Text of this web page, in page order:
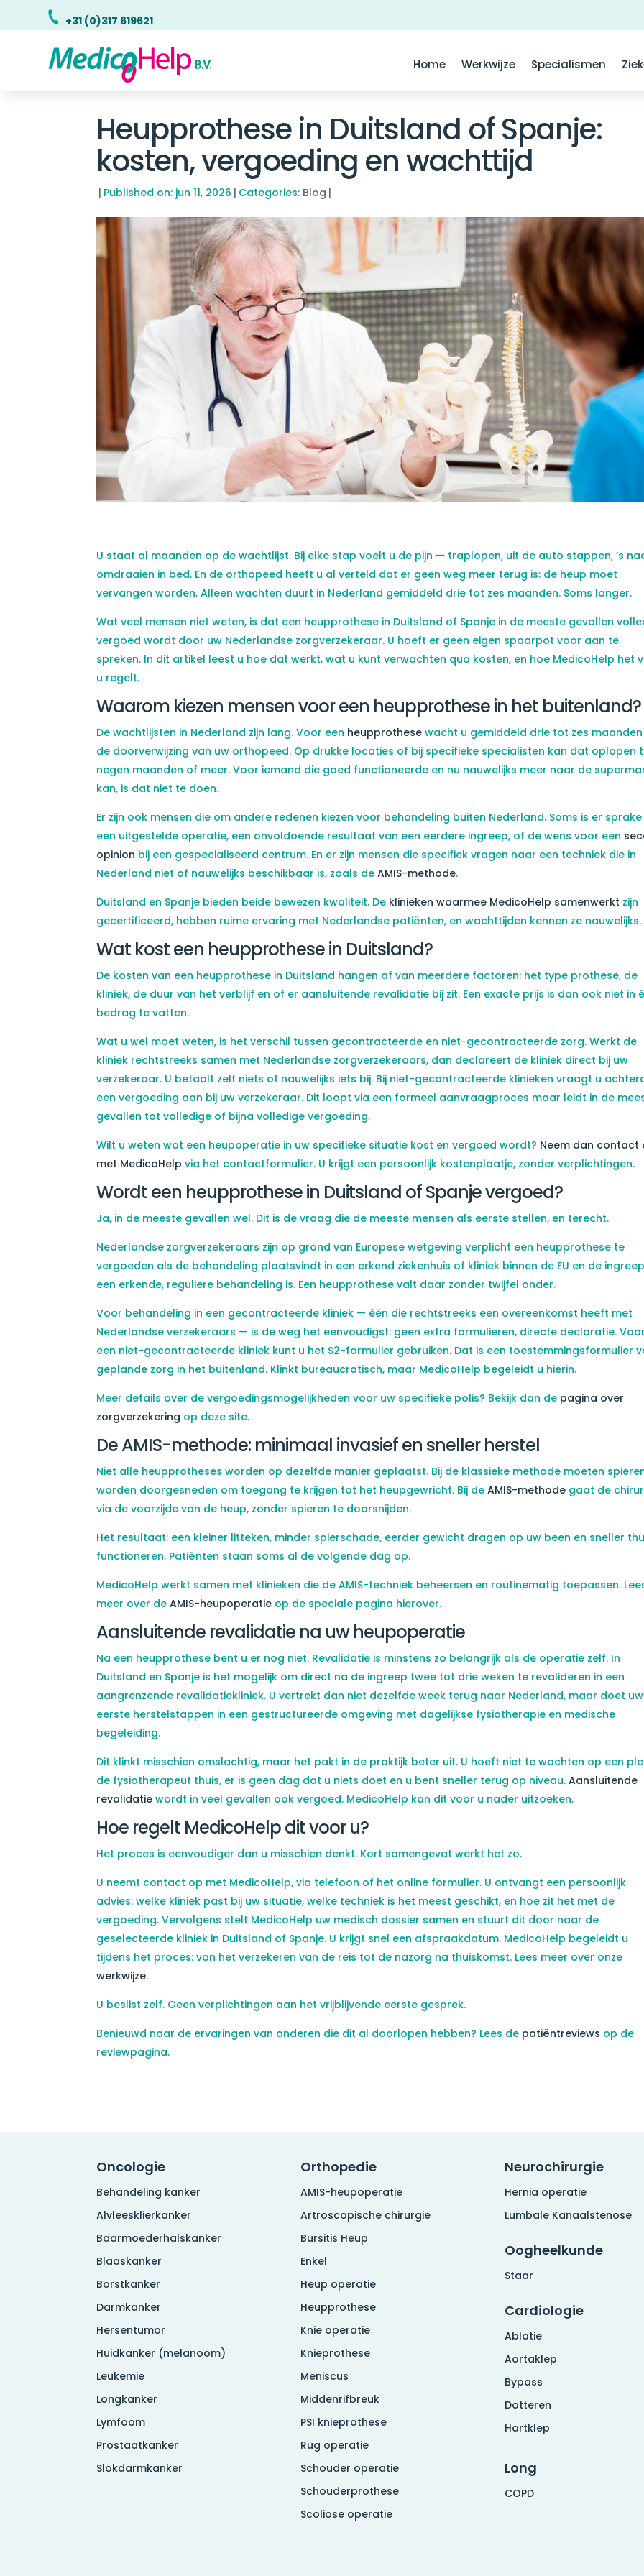
+31 (0)317 619621
Home Werkwijze Specialismen
Heupprothese in Duitsland of Spanje:
kosten, vergoeding en wachttijd
| Published on: jun 11, 2026 | Categories: Blog |
U staat al maanden op de wachtlijst. Bij elke stap voelt u de pijn — traplopen, uit de auto stappen, ’s
omdraaien in bed. En de orthopeed heeft u al verteld dat er geen weg meer terug is: de heup moet
vervangen worden. Alleen wachten duurt in Nederland gemiddeld drie tot zes maanden. Soms langer.
Wat veel mensen niet weten, is dat een heupprothese in Duitsland of Spanje in de meeste gevallen
vergoed wordt door uw Nederlandse zorgverzekeraar. U hoeft er geen eigen spaarpot voor aan te
spreken. In dit artikel leest u hoe dat werkt, wat u kunt verwachten qua kosten, en hoe MedicoHelp het
u regelt.
Waarom kiezen mensen voor een heupprothese in het buitenland?
De wachtlijsten in Nederland zijn lang. Voor een heupprothese wacht u gemiddeld drie tot zes
de doorverwijzing van uw orthopeed. Op drukke locaties of bij specifieke specialisten kan dat oplopen
negen maanden of meer. Voor iemand die goed functioneerde en nu nauwelijks meer naar de
kan, is dat niet te doen.
Er zijn ook mensen die om andere redenen kiezen voor behandeling buiten Nederland. Soms is er
een uitgestelde operatie, een onvoldoende resultaat van een eerdere ingreep, of de wens voor een
opinion bij een gespecialiseerd centrum. En er zijn mensen die specifiek vragen naar een techniek die in
Nederland niet of nauwelijks beschikbaar is, zoals deAMIS-methode.
Duitsland en Spanje bieden beide bewezen kwaliteit. De klinieken waarmee MedicoHelp samenwerkt zijn
gecertificeerd, hebben ruime ervaring met Nederlandse patiënten, en wachttijden kennen ze nauwelijks.
Wat kost een heupprothese in Duitsland?
De kosten van een heupprothese in Duitsland hangen af van meerdere factoren: het type prothese, de
kliniek, de duur van het verblijf en of er aansluitende revalidatie bij zit. Een exacte prijs is dan ook niet in
bedrag te vatten.
Wat u wel moet weten, is het verschil tussen gecontracteerde en niet-gecontracteerde zorg. Werkt de
kliniek rechtstreeks samen met Nederlandse zorgverzekeraars, dan declareert de kliniek direct bij uw
verzekeraar. U betaalt zelf niets of nauwelijks iets bij. Bij niet-gecontracteerde klinieken vraagt u
een vergoeding aan bij uw verzekeraar. Dit loopt via een formeel aanvraagproces maar leidt in de
gevallen tot volledige of bijna volledige vergoeding.
Wilt u weten wat een heupoperatie in uw specifieke situatie kost en vergoed wordt? Neem dan contact
met MedicoHelp via het contactformulier. U krijgt een persoonlijk kostenplaatje, zonder verplichtingen.
Wordt een heupprothese in Duitsland of Spanje vergoed?
Ja, in de meeste gevallen wel. Dit is de vraag die de meeste mensen als eerste stellen, en terecht.
Nederlandse zorgverzekeraars zijn op grond van Europese wetgeving verplicht een heupprothese te
vergoeden als de behandeling plaatsvindt in een erkend ziekenhuis of kliniek binnen de EU en de
een erkende, reguliere behandeling is. Een heupprothese valt daar zonder twijfel onder.
Voor behandeling in een gecontracteerde kliniek — één die rechtstreeks een overeenkomst heeft met
Nederlandse verzekeraars — is de weg het eenvoudigst: geen extra formulieren, directe declaratie.
een niet-gecontracteerde kliniek kunt u het S2-formulier gebruiken. Dat is een toestemmingsformulier
geplande zorg in het buitenland. Klinkt bureaucratisch, maar MedicoHelp begeleidt u hierin.
Meer details over de vergoedingsmogelijkheden voor uw specifieke polis? Bekijk dan de pagina over
zorgverzekering op deze site.
De AMIS-methode: minimaal invasief en sneller herstel
Niet alle heupprotheses worden op dezelfde manier geplaatst. Bij de klassieke methode moeten
worden doorgesneden om toegang te krijgen tot het heupgewricht. Bij deAMIS-methode gaat de
via de voorzijde van de heup, zonder spieren te doorsnijden.
Het resultaat: een kleiner litteken, minder spierschade, eerder gewicht dragen op uw been en sneller
functioneren. Patiënten staan soms al de volgende dag op.
MedicoHelp werkt samen met klinieken die de AMIS-techniek beheersen en routinematig toepassen.
meer over deAMIS-heupoperatie op de speciale pagina hierover.
Aansluitende revalidatie na uw heupoperatie
Na een heupprothese bent u er nog niet. Revalidatie is minstens zo belangrijk als de operatie zelf. In
Duitsland en Spanje is het mogelijk om direct na de ingreep twee tot drie weken te revalideren in een
aangrenzende revalidatiekliniek. U vertrekt dan niet dezelfde week terug naar Nederland, maar doet uw
eerste herstelstappen in een gestructureerde omgeving met dagelijkse fysiotherapie en medische
begeleiding.
Dit klinkt misschien omslachtig, maar het pakt in de praktijk beter uit. U hoeft niet te wachten op een
de fysiotherapeut thuis, er is geen dag dat u niets doet en u bent sneller terug op niveau.Aansluitende
revalidatie wordt in veel gevallen ook vergoed. MedicoHelp kan dit voor u nader uitzoeken.
Hoe regelt MedicoHelp dit voor u?
Het proces is eenvoudiger dan u misschien denkt. Kort samengevat werkt het zo.
U neemt contact op met MedicoHelp, via telefoon of het online formulier. U ontvangt een persoonlijk
advies: welke kliniek past bij uw situatie, welke techniek is het meest geschikt, en hoe zit het met de
vergoeding. Vervolgens stelt MedicoHelp uw medisch dossier samen en stuurt dit door naar de
geselecteerde kliniek in Duitsland of Spanje. U krijgt snel een afspraakdatum. MedicoHelp begeleidt u
tijdens het proces: van het verzekeren van de reis tot de nazorg na thuiskomst. Lees meer over onze
werkwijze.
U beslist zelf. Geen verplichtingen aan het vrijblijvende eerste gesprek.
Benieuwd naar de ervaringen van anderen die dit al doorlopen hebben? Lees de patiëntreviews op de
reviewpagina.
Oncologie
Behandeling kanker
Alvleesklierkanker
Baarmoederhalskanker
Blaaskanker
Borstkanker
Darmkanker
Hersentumor
Huidkanker (melanoom)
Leukemie
Longkanker
Lymfoom
Prostaatkanker
Slokdarmkanker
Orthopedie
AMIS-heupoperatie
Artroscopische chirurgie
Bursitis Heup
Enkel
Heup operatie
Heupprothese
Knie operatie
Knieprothese
Meniscus
Middenrifbreuk
PSI knieprothese
Rug operatie
Schouder operatie
Schouderprothese
Scoliose operatie
Neurochirurgie
Hernia operatie
Lumbale Kanaalstenose
Oogheelkunde
Staar
Cardiologie
Ablatie
Aortaklep
Bypass
Dotteren
Hartklep
Long
COPD